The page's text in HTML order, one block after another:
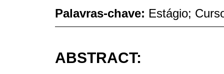
Palavras-chave: Estágio;
ABSTRACT: